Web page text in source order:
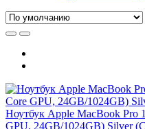
Ноутбук Apple MacBook Pro
GPU, 24GB/1024GB) Silver